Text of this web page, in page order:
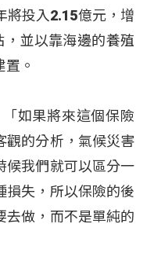
將投入2.15億元，增
並以靠海邊的養殖
。
如果將來這個保險
觀的分析，氣候災害
候我們就可以區分一
損失，所以保險的後
去做，而不是單純的